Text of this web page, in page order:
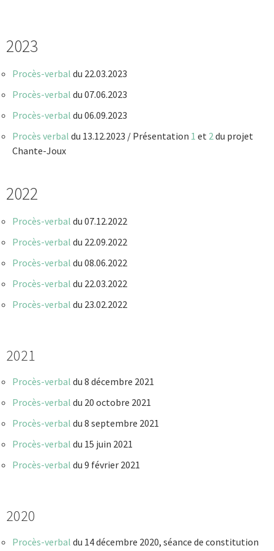
2023
Procès-verbal du 22.03.2023
Procès-verbal du 07.06.2023
Procès-verbal du 06.09.2023
Procès verbal du 13.12.2023 / Présentation 1 et 2du projet
Chante-Joux
2022
Procès-verbal du 07.12.2022
Procès-verbal du 22.09.2022
Procès-verbal du 08.06.2022
Procès-verbal du 22.03.2022
Procès-verbal du 23.02.2022
2021
Procès-verbal du 8 décembre 2021
Procès-verbal du 20 octobre 2021
Procès-verbal du 8 septembre 2021
Procès-verbal du 15 juin 2021
Procès-verbal du 9 février 2021
2020
Procès-verbal du 14 décembre 2020, séance de constitution